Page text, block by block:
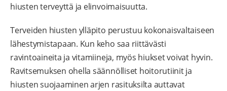
hiusten terveyttä ja elinvoimaisuutta.
Terveiden hiusten ylläpito perustuu kokonaisvaltaiseen
lähestymistapaan. Kun keho saa riittävästi
ravintoaineita ja vitamiineja, myös hiukset voivat hyvin.
Ravitsemuksen ohella säännölliset hoitorutiinit ja
hiusten suojaaminen arjen rasituksilta auttavat